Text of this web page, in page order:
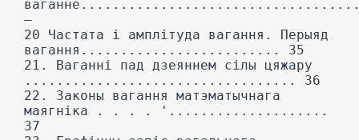
—
20 Частата і амплітуда вагання. Перыяд
вагання......................... 35
21. Ваганні пад дзеяннем сілы цяжару
.................................. 36
22. Законы вагання матэматычнага
маягніка . . . . '....................
37